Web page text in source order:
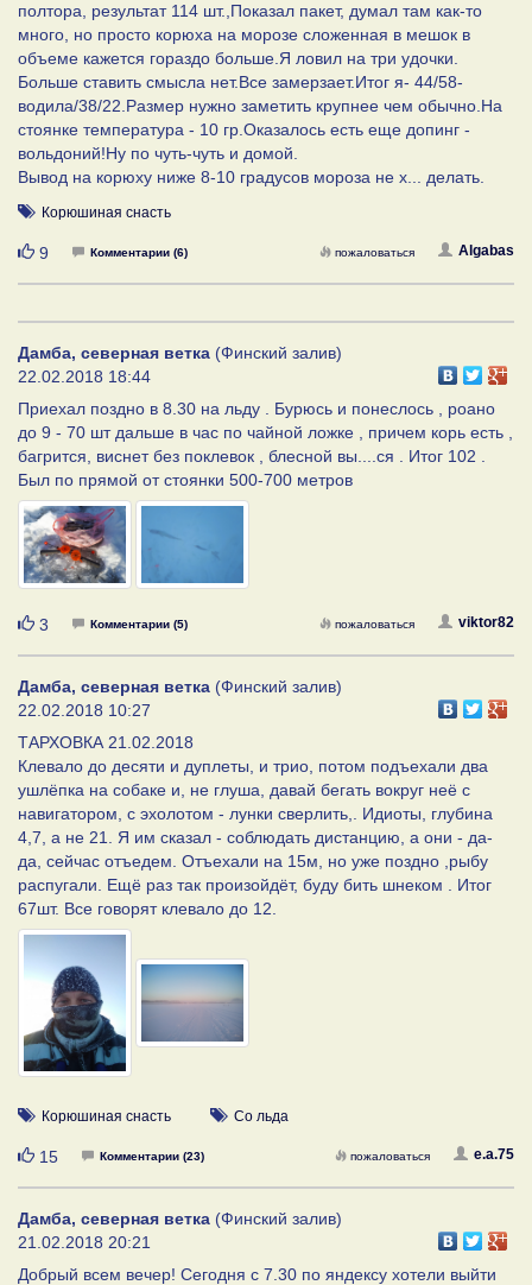
полтора, результат 114 шт.,Показал пакет, думал там как-то
много, но просто корюха на морозе сложенная в мешок в
объеме кажется гораздо больше.Я ловил на три удочки.
Больше ставить смысла нет.Все замерзает.Итог я- 44/58-
водила/38/22.Размер нужно заметить крупнее чем обычно.На
стоянке температура - 10 гр.Оказалось есть еще допинг -
вольдоний!Ну по чуть-чуть и домой.
Вывод на корюху ниже 8-10 градусов мороза не х... делать.
Корюшиная снасть
Нравится
9 Комментарии (6) Algabas
пожаловаться
Дамба, северная ветка (Финский залив)
22.02.2018 18:44
Приехал поздно в 8.30 на льду . Бурюсь и понеслось , роано
до 9 - 70 шт дальше в час по чайной ложке , причем корь есть ,
багрится, виснет без поклевок , блесной вы....ся . Итог 102 .
Был по прямой от стоянки 500-700 метров
Нравится
3 Комментарии (5) viktor82
пожаловаться
Дамба, северная ветка (Финский залив)
22.02.2018 10:27
ТАРХОВКА 21.02.2018
Клевало до десяти и дуплеты, и трио, потом подъехали два
ушлёпка на собаке и, не глуша, давай бегать вокруг неё с
навигатором, с эхолотом - лунки сверлить,. Идиоты, глубина
4,7, а не 21. Я им сказал - соблюдать дистанцию, а они - да-
да, сейчас отъедем. Отъехали на 15м, но уже поздно ,рыбу
распугали. Ещё раз так произойдёт, буду бить шнеком . Итог
67шт. Все говорят клевало до 12.
Корюшиная снасть Со льда
Нравится
15 Комментарии (23) e.a.75
пожаловаться
Дамба, северная ветка (Финский залив)
21.02.2018 20:21
Добрый всем вечер! Сегодня с 7.30 по яндексу хотели выйти